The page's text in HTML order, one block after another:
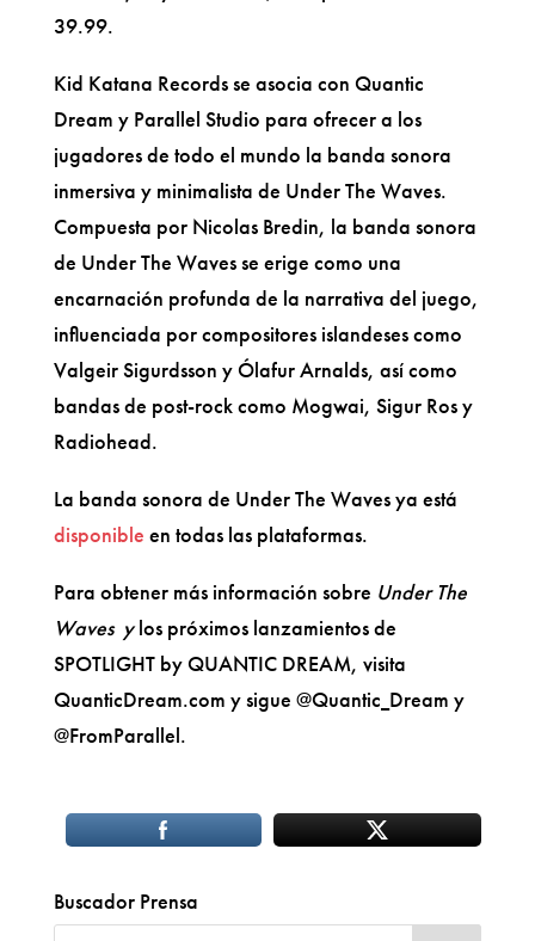
39.99.
Kid Katana Records se asocia con Quantic
Dream y Parallel Studio para ofrecer a los
jugadores de todo el mundo la banda sonora
inmersiva y minimalista de Under The Waves.
Compuesta por Nicolas Bredin, la banda sonora
de Under The Waves se erige como una
encarnación profunda de la narrativa del juego,
influenciada por compositores islandeses como
Valgeir Sigurdsson y Ólafur Arnalds, así como
bandas de post-rock como Mogwai, Sigur Ros y
Radiohead.
La banda sonora de Under The Waves ya está
disponible en todas las plataformas.
Para obtener más información sobre Under The
Waves ylos próximos lanzamientos de
SPOTLIGHT by QUANTIC DREAM, visita
QuanticDream.com y sigue @Quantic_Dream y
@FromParallel.
Buscador Prensa